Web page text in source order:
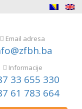
Email adresa
Informacije
33 655 330
61 783 664